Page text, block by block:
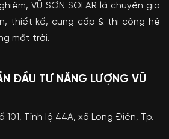
VŨ SƠN SOLAR là chuyên gia
thiết kế, cung cấp & thi công hệ
mặt trời.
ĐẦU TƯ NĂNG LƯỢNG VŨ
101, Tỉnh lộ 44A, xã Long Điền, Tp.